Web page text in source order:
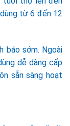
từ 6 đến 12
báo sớm. Ngoài
dễ dàng cấp
sẵn sàng hoạt